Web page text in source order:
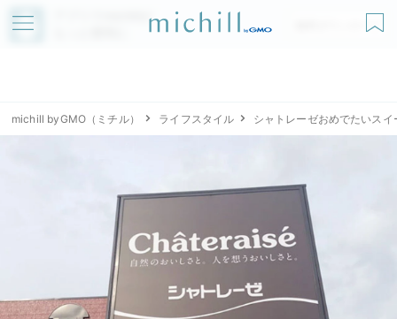
アプリでmichillが
無料ダウンロード
michill byGMO（ミチル） ライフスタイル シャトレーゼおめでたいスイ